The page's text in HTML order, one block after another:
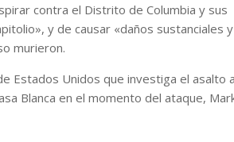
contra el Distrito de Columbia y sus
y de causar «daños sustanciales y
murieron.
Estados Unidos que investiga el asalto
Blanca en el momento del ataque,